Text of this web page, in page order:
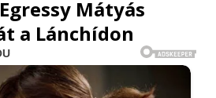
Mátyás
a Lánchídon